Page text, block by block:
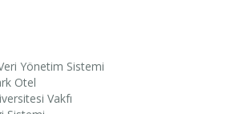
Yönetim Sistemi
Otel
Vakfı